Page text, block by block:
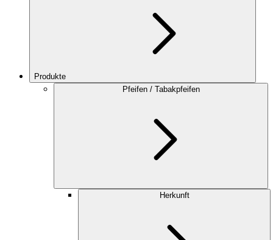
Produkte
Pfeifen / Tabakpfeifen
Herkunft